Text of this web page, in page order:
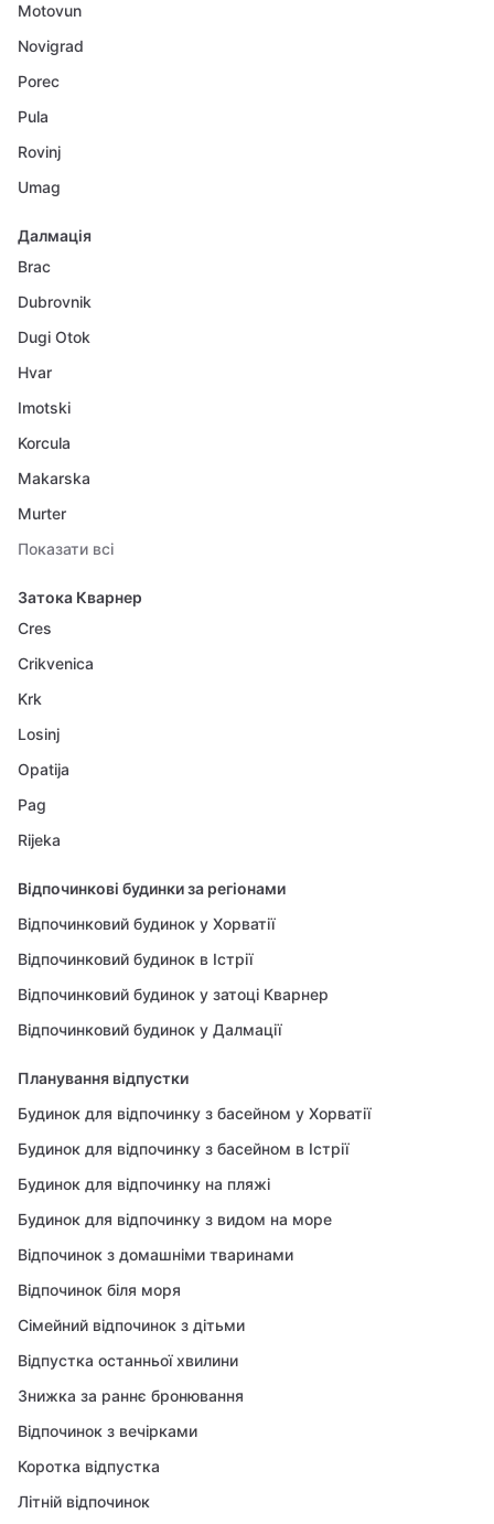
Motovun
Novigrad
Porec
Pula
Rovinj
Umag
Далмація
Brac
Dubrovnik
Dugi Otok
Hvar
Imotski
Korcula
Makarska
Murter
Показати всі
Затока Кварнер
Cres
Crikvenica
Krk
Losinj
Opatija
Pag
Rijeka
Відпочинкові будинки за регіонами
Відпочинковий будинок у Хорватії
Відпочинковий будинок в Істрії
Відпочинковий будинок у затоці Кварнер
Відпочинковий будинок у Далмації
Планування відпустки
Будинок для відпочинку з басейном у Хорватії
Будинок для відпочинку з басейном в Істрії
Будинок для відпочинку на пляжі
Будинок для відпочинку з видом на море
Відпочинок з домашніми тваринами
Відпочинок біля моря
Сімейний відпочинок з дітьми
Відпустка останньої хвилини
Знижка за раннє бронювання
Відпочинок з вечірками
Коротка відпустка
Літній відпочинок